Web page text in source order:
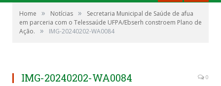
Home » Notícias »
Secretaria Municipal de Saúde de afua
em parceria com o Telessaúde UFPA/Ebserh constroem Plano de
Ação.
» IMG-20240202-WA0084
IMG-20240202-WA0084 0